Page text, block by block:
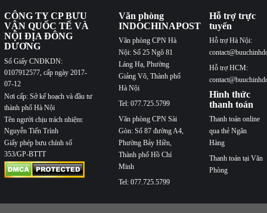
CÔNG TY CP BƯU
VẬN QUỐC TẾ VÀ
NỘI ĐỊA ĐÔNG
DƯƠNG
Số Giấy CNĐKDN:
0107912577, cấp ngày 2017-
07-12
Nơi cấp: Sở kế hoạch và đầu tư
thành phố Hà Nội
Tên người chịu trách nhiệm:
Nguyễn Tiến Trình
Giấy phép bưu chính số
353/GP-BTTT
Văn phòng
INDOCHINAPOST
Văn phòng CPN Hà
Nội: Số 25 Ngõ 81
Láng Hạ, Phường
Giảng Võ, Thành phố
Hà Nội
Tel: 077.725.5799
Văn phòng CPN Sài
Gòn: Số 87 đường A4,
Phường Bảy Hiền,
Thành phố Hồ Chí
Minh
Tel: 077.725.5799
Hỗ trợ trực
tuyến
Hỗ trợ Hà Nội:
Hỗ trợ HCM:
Hình thức
thanh toán
Thanh toán online
qua thẻ Ngân
Hàng
Thanh toán tại Văn
Phòng